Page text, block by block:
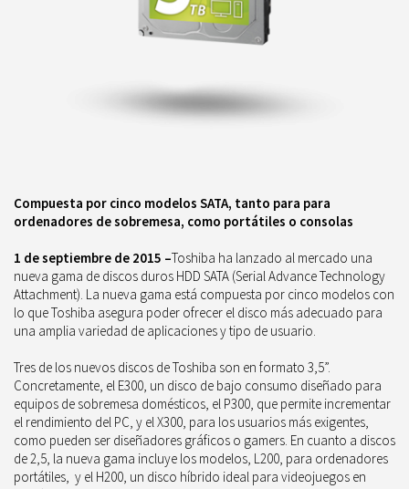
Compuesta por cinco modelos SATA, tanto para para
ordenadores de sobremesa, como portátiles o consolas
1 de septiembre de 2015 –Toshiba ha lanzado al mercado una
nueva gama de discos duros HDD SATA (Serial Advance Technology
Attachment). La nueva gama está compuesta por cinco modelos con
lo que Toshiba asegura poder ofrecer el disco más adecuado para
una amplia variedad de aplicaciones y tipo de usuario.
Tres de los nuevos discos de Toshiba son en formato 3,5”.
Concretamente, el E300, un disco de bajo consumo diseñado para
equipos de sobremesa domésticos, el P300, que permite incrementar
el rendimiento del PC, y el X300, para los usuarios más exigentes,
como pueden ser diseñadores gráficos o gamers. En cuanto a discos
de 2,5, la nueva gama incluye los modelos, L200, para ordenadores
portátiles, y el H200, un disco híbrido ideal para videojuegos en